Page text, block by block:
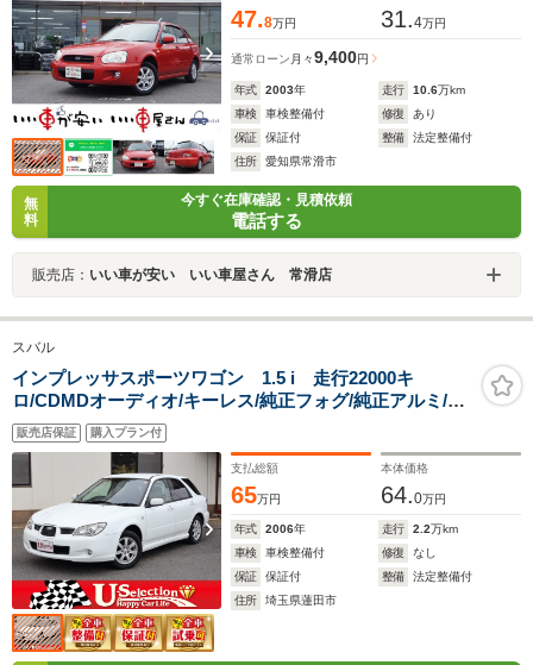
47.8万円 31.4万円
通常ローン 月々9,400円
年式 2003年 走行 10.6万km
車検
車検整備付 修復
あり
保証
保証付 整備
法定整備付
住所
愛知県常滑市
無
料
今すぐ在庫確認・見積依頼
電話する
販売店： いい車が安い いい車屋さん 常滑店
スバル
インプレッサスポーツワゴン 1.5 i 走行22000キ
ロ/CDMDオーディオ/キーレス/純正フォグ/純正アルミ/リ
ア5面スモークガラス/後期型
販売店保証 購入プラン付
支払総額
65万円
本体価格
64.0万円
年式 2006年 走行 2.2万km
車検
車検整備付 修復
なし
保証
保証付 整備
法定整備付
住所
埼玉県蓮田市